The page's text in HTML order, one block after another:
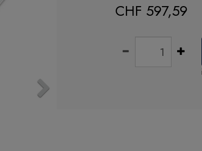
CHF 597,59